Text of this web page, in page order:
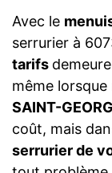
Avec le
serrurier à
tarifs
même
SAINT-
coût, mais
serrurier de